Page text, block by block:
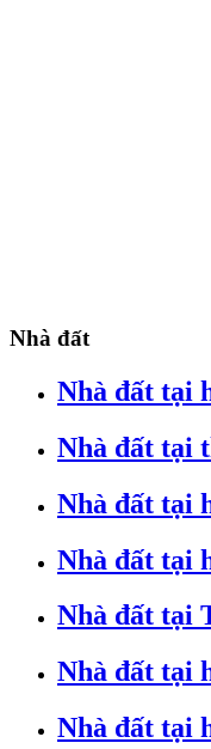
Nhà đất
Nhà đất tại
Nhà đất tại
Nhà đất tại
Nhà đất tại
Nhà đất tại
Nhà đất tại
Nhà đất tại